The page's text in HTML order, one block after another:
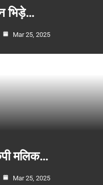
भिड़े…
Mar 25, 2025
मलिक…
Mar 25, 2025